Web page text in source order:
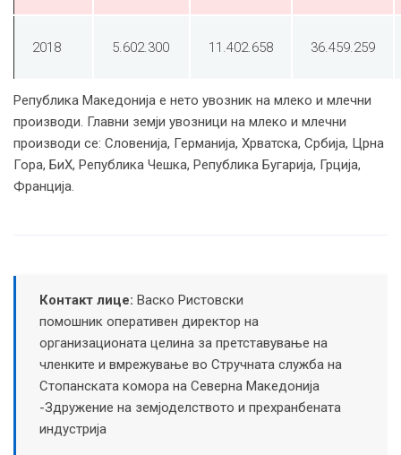
2018 5.602.300 11.402.658 36.459.259
Република Македонија е нето увозник на млеко и млечни
производи. Главни земји увозници на млеко и млечни
производи се: Словенија, Германија, Хрватска, Србија, Црна
Гора, БиХ, Република Чешка, Република Бугарија, Грција,
Франција.
Контакт лице: Васко Ристовски
помошник оперативен директор на
организационата целина за претставување на
членките и вмрежување во Стручната служба на
Стопанската комора на Северна Македонија
-Здружение на земјоделството и прехранбената
индустрија